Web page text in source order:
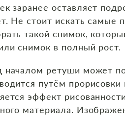
заранее оставляет
Не стоит искать самые
такой снимок,
снимок в полный рост.
началом ретуши может
путём
эффект
материала.